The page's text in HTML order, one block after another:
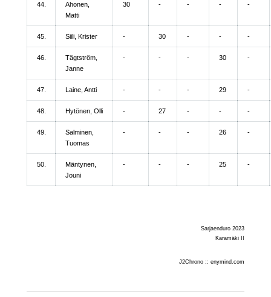
44.
Ahonen,
Matti
30 - - - -
45. Siili, Krister - 30 - - -
46.
Tägtström,
Janne
- - - 30 -
47. Laine, Antti - - - 29 -
48. Hytönen, Olli - 27 - - -
49.
Salminen,
Tuomas
- - - 26 -
50.
Mäntynen,
Jouni
- - - 25 -
Sarjaenduro 2023
Karamäki II
J2Chrono :: enymind.com